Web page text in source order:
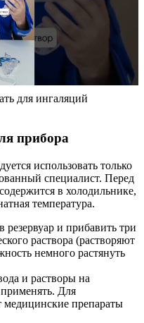
для ингаляций
прибора
использовать только
специалист. Перед
в холодильнике,
температура.
и прибавить три
раствора (растворяют
немного растянуть
и растворы на
Для
медицинские препараты